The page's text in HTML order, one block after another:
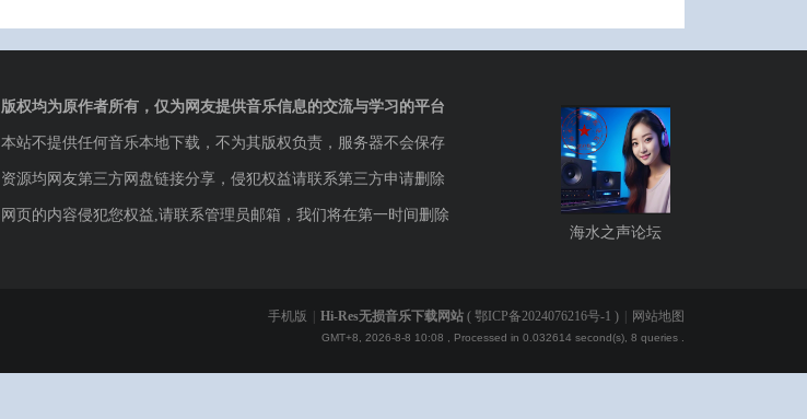
版权均为原作者所有，仅为网友提供音乐信息的交流与学习的平台
本站不提供任何音乐本地下载，不为其版权负责，服务器不会保存
资源均网友第三方网盘链接分享，侵犯权益请联系第三方申请删除
网页的内容侵犯您权益,请联系管理员邮箱，我们将在第一时间删除
海水之声论坛
手机版 Hi-Res无损音乐下载网站 ( 鄂ICP备2024076216号-1 ) 网站地图
GMT+8, 2026-8-8 10:08 , Processed in 0.032614 second(s), 8 queries .